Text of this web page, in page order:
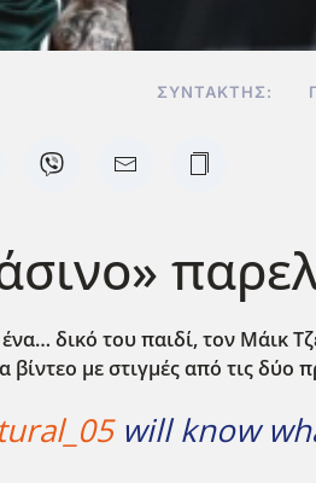
ΣΥΝΤΆΚΤΗΣ:
δικό του παιδί, τον Μάικ
με στιγμές από τις δύο
will know